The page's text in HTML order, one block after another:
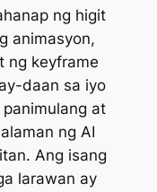
ng higit
animasyon,
ng keyframe
daan sa iyo
at
ng AI
Ang isang
larawan ay